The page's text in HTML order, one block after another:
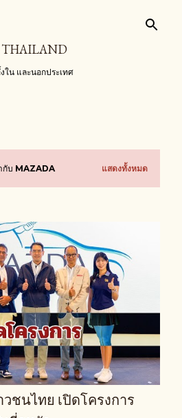
THAILAND
น และนอกประเทศ
กับ MAZADA แสดงทั้งหมด
ชนไทย เปิดโครงการ